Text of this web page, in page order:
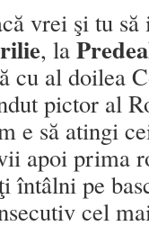
vrei şi tu
, la
cu al doilea
pictor al
e să atingi
apoi prima
întâlni pe
cel